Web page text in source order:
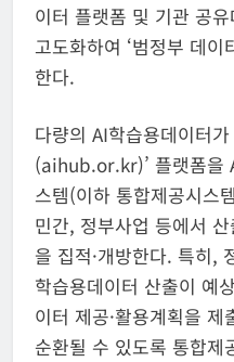
이터 플랫폼 및 기관 공
고도화하여 ‘범정부 데이
한다.
다량의 AI학습용데이터
(aihub.or.kr)’ 플랫폼을
스템(이하 통합제공시스
민간, 정부사업 등에서
을 집적·개방한다. 특히,
학습용데이터 산출이 예
이터 제공·활용계획을
순환될 수 있도록 통합제